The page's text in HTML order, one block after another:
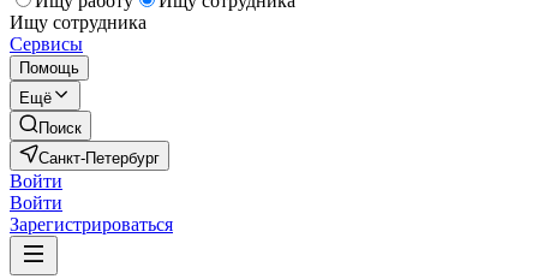
Ищу сотрудника
Сервисы
Помощь
Ещё
Поиск
Санкт-Петербург
Войти
Войти
Зарегистрироваться